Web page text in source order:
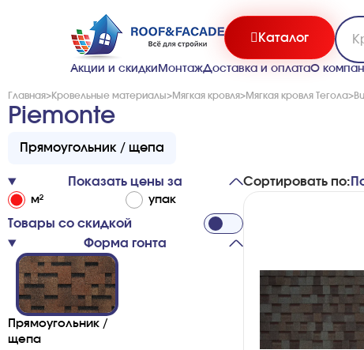
Каталог
Акции и скидки МонтажДоставка и оплатаО
Главная>Кровельные материалы>Мягкая кровля>Мягкая кровля Тегола>
Piemonte
Прямоугольник / щепа
Показать цены за
м² упак
Товары со скидкой
Форма гонта
Пря­моу­го­льник /
ще­па
Сортировать по: